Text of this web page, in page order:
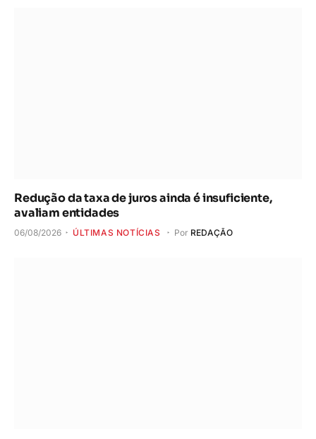
Redução da taxa de juros ainda é insuficiente,
avaliam entidades
06/08/2026 ÚLTIMAS NOTÍCIAS Por REDAÇÃO